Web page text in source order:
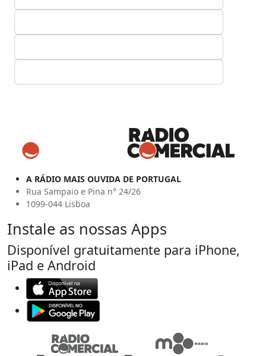
A RÁDIO MAIS OUVIDA DE PORTUGAL
Rua Sampaio e Pina n° 24/26
1099-044 Lisboa
Instale as nossas Apps
Disponível gratuitamente para iPhone,
iPad e Android